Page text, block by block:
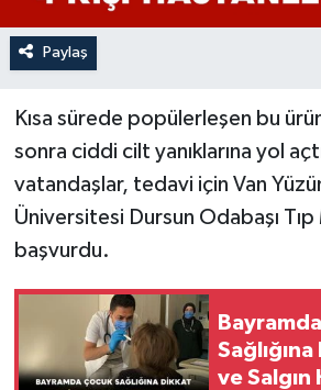
Paylaş
Kısa sürede popülerleşen bu
sonra ciddi cilt yanıklarına yol
vatandaşlar, tedavi için Van
Üniversitesi Dursun Odabaşı
başvurdu.
ve Salgın